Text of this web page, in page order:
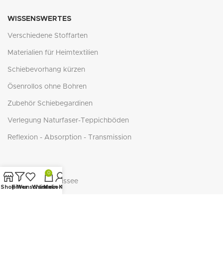
WISSENSWERTES
Verschiedene Stoffarten
Materialien für Heimtextilien
Schiebevorhang kürzen
Ösenrollos ohne Bohren
Zubehör Schiebegardinen
Verlegung Naturfaser-Teppichböden
Reflexion - Absorption - Transmission
Duette Wabenplissee
ShopFilter
Wunschliste
0
Warenkorb
Mein Konto